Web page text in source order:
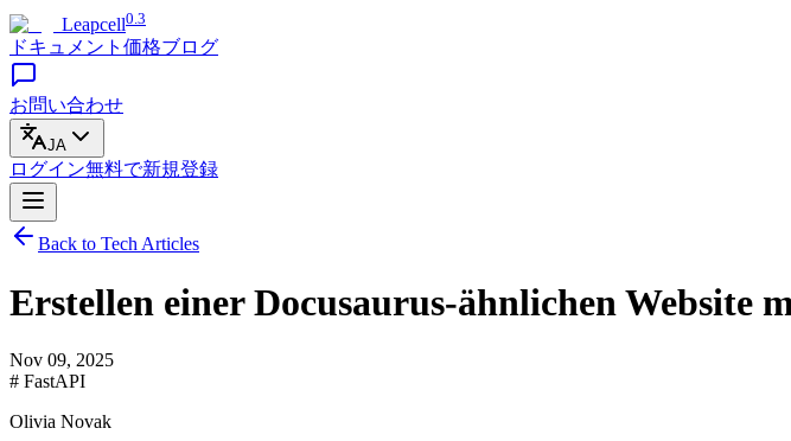
Leapcell0.3
ドキュメント 価格ブログ
お問い合わせ
JA
ログイン無料で新規登録
Back to Tech Articles
Erstellen einer Docusaurus-ähnlichen
Nov 09, 2025
# FastAPI
Olivia Novak